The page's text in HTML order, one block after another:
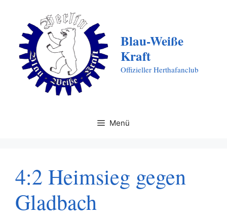
springen
Blau-Weiße
Kraft
Offizieller Herthafanclub
Menü
4:2 Heimsieg gegen
Gladbach